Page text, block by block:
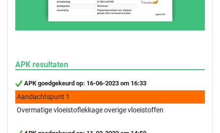
APK resultaten
APK goedgekeurd op: 16-06-2023 om 16:33
Aandachtspunt 1
Overmatige vloeistoflekkage overige vloeistoffen